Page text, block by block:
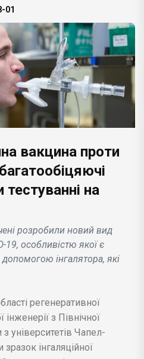
01
вакцина проти
тестуванні на
розробили новий вид
19, особливістю якої є
допомогою інгалятора, які
регенеративної
з Північної
університетів Чапел-
інгаляційної